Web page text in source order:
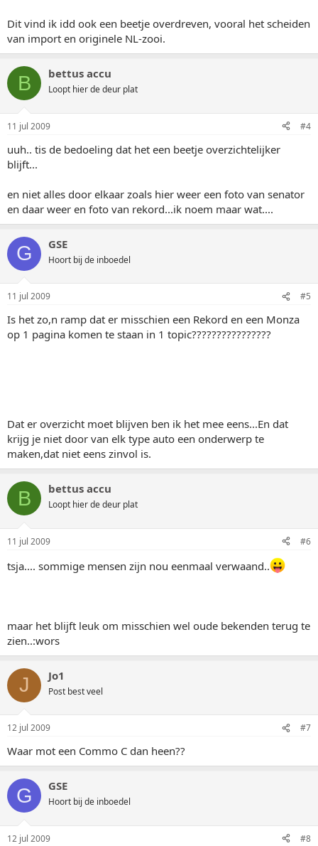
Dit vind ik idd ook een beetje overdreven, vooral het scheiden
van import en originele NL-zooi.
B bettus accu
Loopt hier de deur plat
11 jul 2009 #4
uuh.. tis de bedoeling dat het een beetje overzichtelijker
blijft...
en niet alles door elkaar zoals hier weer een foto van senator
en daar weer en foto van rekord...ik noem maar wat....
G GSE
Hoort bij de inboedel
11 jul 2009 #5
Is het zo,n ramp dat er misschien een Rekord en een Monza
op 1 pagina komen te staan in 1 topic????????????????
Dat er overzicht moet blijven ben ik het mee eens...En dat
krijg je niet door van elk type auto een onderwerp te
maken,dat niet eens zinvol is.
B bettus accu
Loopt hier de deur plat
11 jul 2009 #6
tsja.... sommige mensen zijn nou eenmaal verwaand..
maar het blijft leuk om misschien wel oude bekenden terug te
zien..:wors
J Jo1
Post best veel
12 jul 2009 #7
Waar mot een Commo C dan heen??
G GSE
Hoort bij de inboedel
12 jul 2009 #8